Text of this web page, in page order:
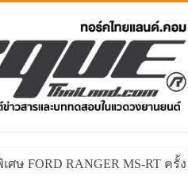
ศษ FORD RANGER MS-RT ค